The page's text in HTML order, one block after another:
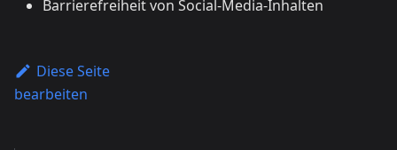
Barrierefreiheit von Social-Media-Inhalten
Diese Seite
bearbeiten